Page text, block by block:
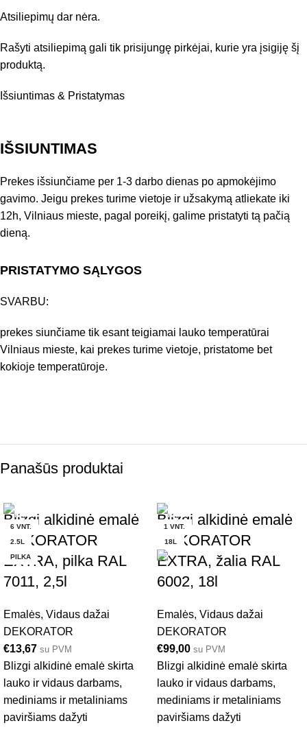
Atsiliepimų dar nėra.
Rašyti atsiliepimą gali tik prisijungę pirkėjai, kurie yra įsigiję šį
produktą.
Išsiuntimas & Pristatymas
IŠSIUNTIMAS
Prekes išsiunčiame per 1-3 darbo dienas po apmokėjimo
gavimo. Jeigu prekes turime vietoje ir užsakymą atliekate iki
12h, Vilniaus mieste, pagal poreikį, galime pristatyti tą pačią
dieną.
PRISTATYMO SĄLYGOS
SVARBU:
prekes siunčiame tik esant teigiamai lauko temperatūrai
Vilniaus mieste, kai prekes turime vietoje, pristatome bet
kokioje temperatūroje.
Panašūs produktai
6 VNT.
2.5L
PILKA
Blizgi alkidinė emalė
DEKORATOR
EXTRA, pilka RAL
7011, 2,5l
Emalės, Vidaus dažai
DEKORATOR
€13,67 su PVM
Blizgi alkidinė emalė skirta
lauko ir vidaus darbams,
mediniams ir metaliniams
paviršiams dažyti
1 VNT.
18L
Blizgi alkidinė emalė
DEKORATOR
EXTRA, žalia RAL
6002, 18l
Emalės, Vidaus dažai
DEKORATOR
€99,00 su PVM
Blizgi alkidinė emalė skirta
lauko ir vidaus darbams,
mediniams ir metaliniams
paviršiams dažyti